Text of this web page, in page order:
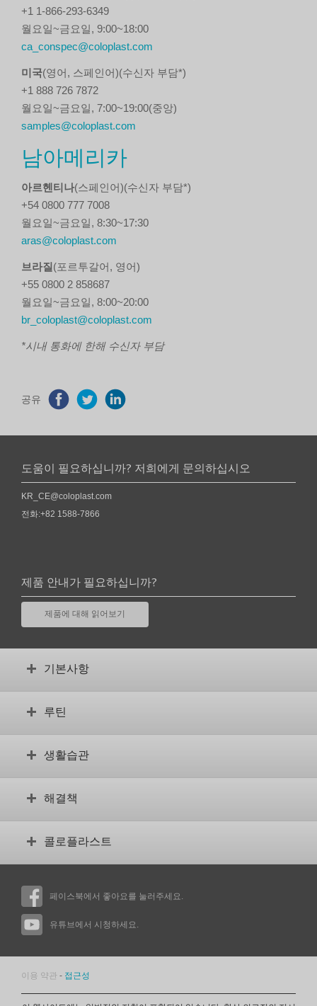
+1 1-866-293-6349
월요일~금요일, 9:00~18:00
ca_conspec@coloplast.com
미국(영어, 스페인어)(수신자 부담*)
+1 888 726 7872
월요일~금요일, 7:00~19:00(중앙)
samples@coloplast.com
남아메리카
아르헨티나(스페인어)(수신자 부담*)
+54 0800 777 7008
월요일~금요일, 8:30~17:30
aras@coloplast.com
브라질 (포르투갈어, 영어)
+55 0800 2 858687
월요일~금요일, 8:00~20:00
br_coloplast@coloplast.com
*시내 통화에 한해 수신자 부담
공유
도움이 필요하십니까? 저희에게 문의하십시오
KR_CE@coloplast.com
전화:+82 1588-7866
제품 안내가 필요하십니까?
제품에 대해 읽어보기
기본사항
장루란 무엇입니까?
체형이 어떻습니까?
용어집
장루가 있는 자녀
루틴
안정적인 루틴 설정
보조 제품을 위한 동영상
생활습관
장루와 함께 하는 일상 생활
성생활
여행
정서적 지원
사회 생활
사용자 후기
사용자의 동영상 평가
해결책
나에게 맞는 제품 찾기
권리 및 보험에 관한 사실
콜로플라스트
혁신
콜로플라스트 웹사이트
의료 전문가 가입
콜로플라스트 현지 사무소
페이스북에서 좋아요를 눌러주세요.
유튜브에서 시청하세요.
이용 약관 - 접근성